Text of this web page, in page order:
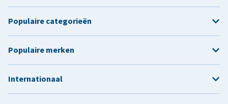
Populaire categorieën
Populaire merken
Internationaal